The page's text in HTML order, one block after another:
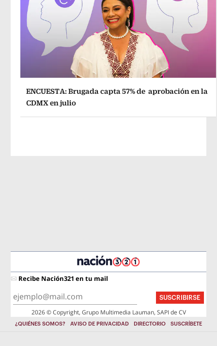
ENCUESTA: Brugada capta 57% de aprobación en la
CDMX en julio
Recibe Nación321 en tu mail
SUSCRIBIRSE
2026 © Copyright, Grupo Multimedia Lauman, SAPI de CV
¿QUIÉNES SOMOS? AVISO DE PRIVACIDAD DIRECTORIO SUSCRÍBETE